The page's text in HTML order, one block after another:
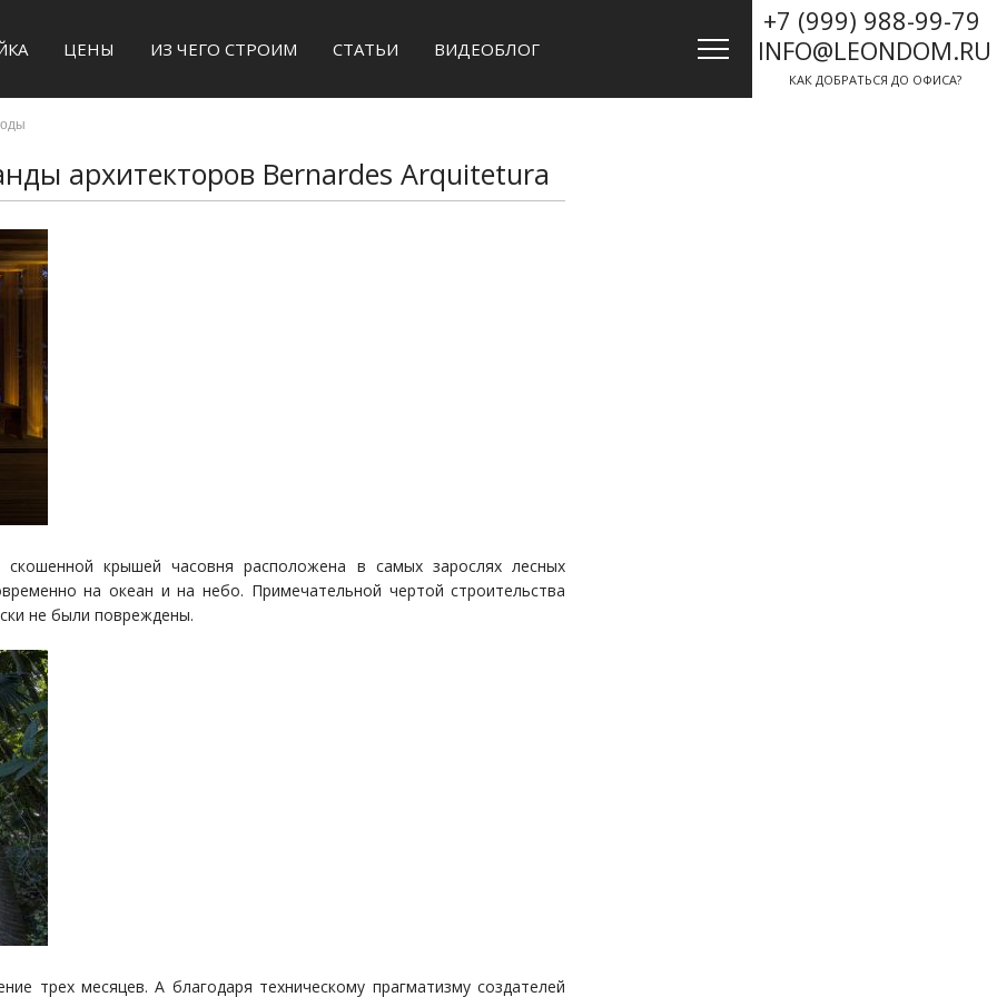
+7 (999) 988-99-79
INFO@LEONDOM.RU
КАК ДОБРАТЬСЯ ДО ОФИСА?
ЦЕНЫ ИЗ ЧЕГО СТРОИМ СТАТЬИ ВИДЕОБЛОГ
архитекторов Bernardes Arquitetura
крышей часовня расположена в самых зарослях лесных
на океан и на небо. Примечательной чертой строительства
не были повреждены.
трех месяцев. А благодаря техническому прагматизму создателей